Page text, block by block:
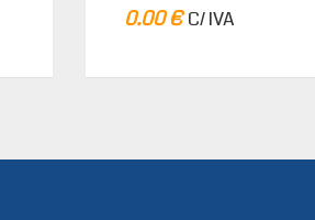
0.00€ C/ IVA